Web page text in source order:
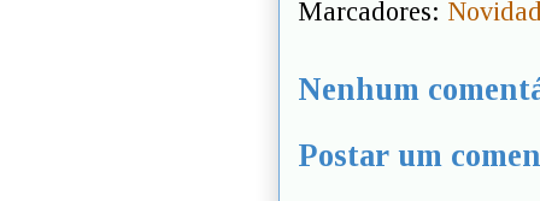
Marcadores:
Nenhum
Postar um